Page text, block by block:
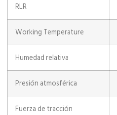
RLR
Working Temperature
Humedad relativa
Presión atmosférica
Fuerza de tracción